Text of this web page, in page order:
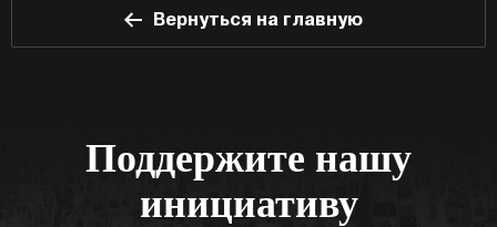
Вернуться на главную
Поддержите нашу
инициативу